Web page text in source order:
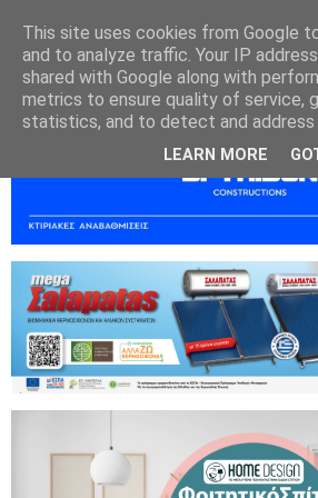
This site uses cookies from Google
and to analyze traffic. Your IP
shared with Google along with
metrics to ensure quality of service,
statistics, and to detect and address
LEARN MORE